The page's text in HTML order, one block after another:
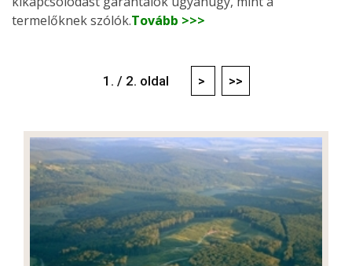
termelőknek szólók.Tovább >>>
1. / 2. oldal > >>